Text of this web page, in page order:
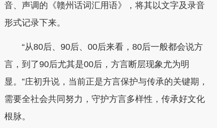
音、声调的《赣州话词汇用语》，将其以文字及录音
形式记录下来。
“从80后、90后、00后来看，80后一般都会说方
言，到了90后尤其是00后，方言断层现象尤为明
显。”庄初升说，当前正是方言保护与传承的关键期，
需要全社会共同努力，守护方言多样性，传承好文化
根脉。